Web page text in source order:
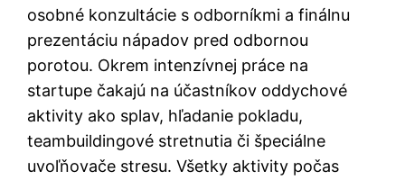
osobné konzultácie s odborníkmi a finálnu
prezentáciu nápadov pred odbornou
porotou. Okrem intenzívnej práce na
startupe čakajú na účastníkov oddychové
aktivity ako splav, hľadanie pokladu,
teambuildingové stretnutia či špeciálne
uvoľňovače stresu. Všetky aktivity počas